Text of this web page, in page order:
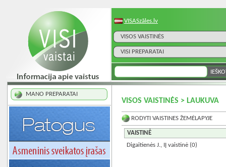
VISASzāles.lv
VISOS VAISTINĖS
VISI PREPARATAI
MANO PREPARATAI
VISOS VAISTINĖS > LAUKUVA
RODYTI VAISTINES ŽEMĖLAPYJE
VAISTINĖ
Digaitienės J., IĮ vaistinė (0)